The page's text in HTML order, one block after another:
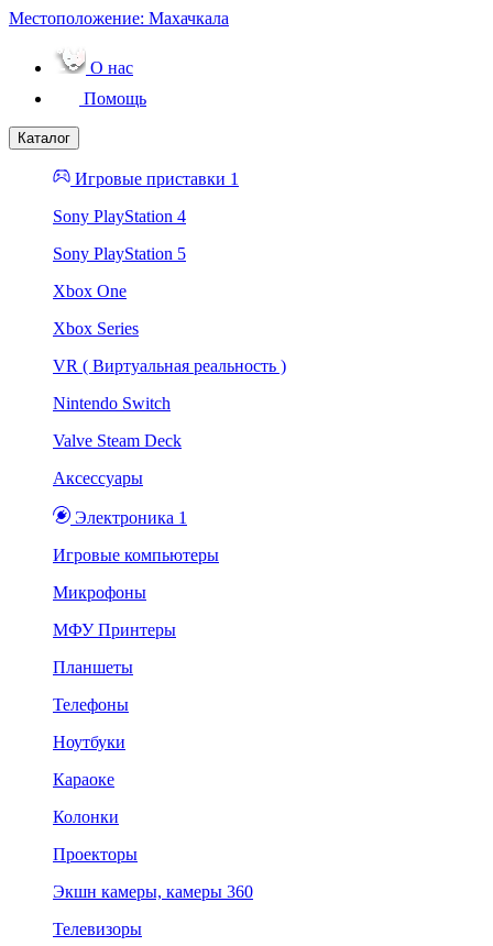
Местоположение: Махачкала
О нас
Помощь
Каталог
Игровые приставки 1
Sony PlayStation 4
Sony PlayStation 5
Xbox One
Xbox Series
VR ( Виртуальная реальность )
Nintendo Switch
Valve Steam Deck
Аксессуары
Электроника 1
Игровые компьютеры
Микрофоны
МФУ Принтеры
Планшеты
Телефоны
Ноутбуки
Караоке
Колонки
Проекторы
Экшн камеры, камеры 360
Телевизоры